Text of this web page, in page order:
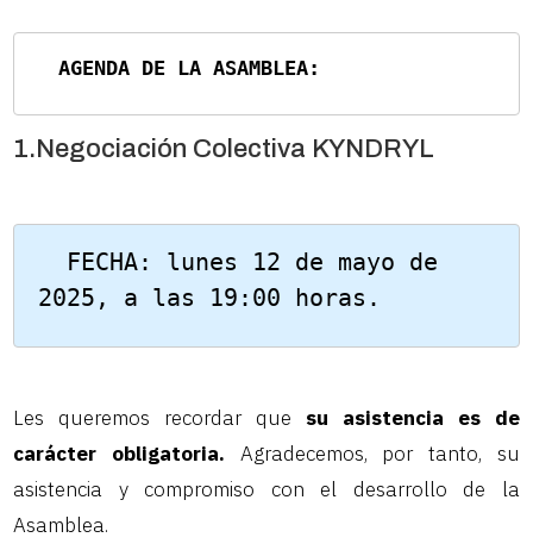
  AGENDA DE LA ASAMBLEA:
1.Negociación Colectiva KYNDRYL
2025, a las 19:00 horas.
Les queremos recordar que su asistencia es de
carácter obligatoria. Agradecemos, por tanto, su
asistencia y compromiso con el desarrollo de la
Asamblea.